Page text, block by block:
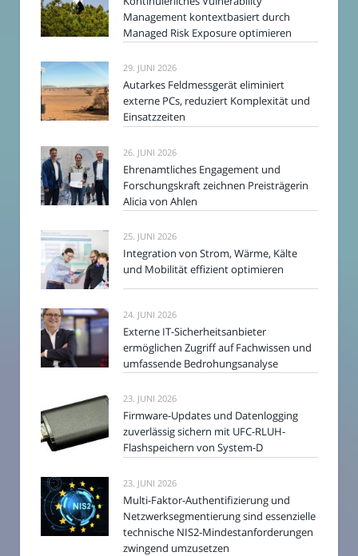
Management kontextbasiert durch
Managed Risk Exposure optimieren
29. JUNI 2026
Autarkes Feldmessgerät eliminiert
externe PCs, reduziert Komplexität und
Einsatzzeiten
26. JUNI 2026
Ehrenamtliches Engagement und
Forschungskraft zeichnen Preisträgerin
Alicia von Ahlen
25. JUNI 2026
Integration von Strom, Wärme, Kälte
und Mobilität effizient optimieren
24. JUNI 2026
Externe IT-Sicherheitsanbieter
ermöglichen Zugriff auf Fachwissen und
umfassende Bedrohungsanalyse
23. JUNI 2026
Firmware-Updates und Datenlogging
zuverlässig sichern mit UFC-RLUH-
Flashspeichern von System-D
23. JUNI 2026
Multi-Faktor-Authentifizierung und
Netzwerksegmentierung sind essenzielle
technische NIS2-Mindestanforderungen
zwingend umzusetzen